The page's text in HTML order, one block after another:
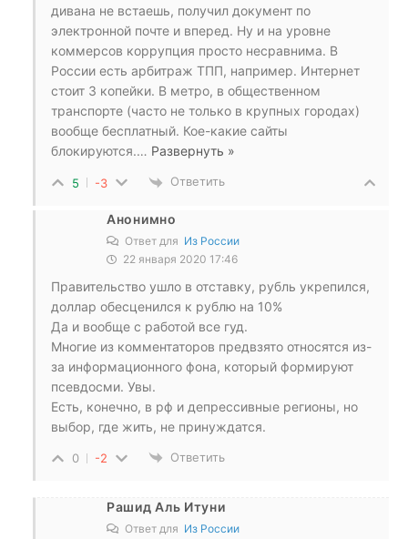
дивана не встаешь, получил документ по
электронной почте и вперед. Ну и на уровне
коммерсов коррупция просто несравнима. В
России есть арбитраж ТПП, например. Интернет
стоит 3 копейки. В метро, в общественном
транспорте (часто не только в крупных городах)
вообще бесплатный. Кое-какие сайты
блокируются.… Развернуть »
5 -3 Ответить
Анонимно
Ответ для Из России
22 января 2020 17:46
Правительство ушло в отставку, рубль укрепился,
доллар обесценился к рублю на 10%
Да и вообще с работой все гуд.
Многие из комментаторов предвзято относятся из-
за информационного фона, который формируют
псевдосми. Увы.
Есть, конечно, в рф и депрессивные регионы, но
выбор, где жить, не принуждатся.
0 -2 Ответить
Рашид Аль Итуни
Ответ для Из России